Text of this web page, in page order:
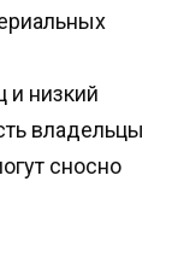
и низкий
владельцы
сносно